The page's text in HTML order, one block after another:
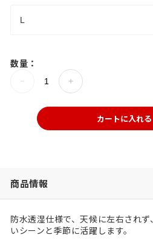
数量：
カートに入れる
商品情報
防水透湿仕様で、天候に左右され
いシーンと季節に活躍します。